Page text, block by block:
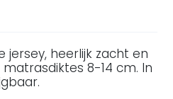
jersey, heerlijk zacht en
8-14 cm. In